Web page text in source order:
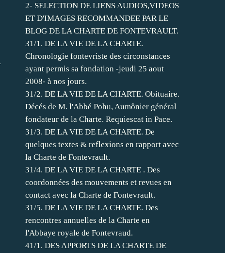
2- SELECTION DE LIENS AUDIOS,VIDEOS
ET D'IMAGES RECOMMANDEE PAR LE
BLOG DE LA CHARTE DE FONTEVRAULT.
31/1. DE LA VIE DE LA CHARTE.
Chronologie fontevriste des circonstances
ayant permis sa fondation -jeudi 25 aout
2008- à nos jours.
31/2. DE LA VIE DE LA CHARTE. Obituaire.
Décés de M. l'Abbé Pohu, Aumônier général
fondateur de la Charte. Requiescat in Pace.
31/3. DE LA VIE DE LA CHARTE. De
quelques textes & reflexions en rapport avec
la Charte de Fontevrault.
31/4. DE LA VIE DE LA CHARTE . Des
coordonnées des mouvements et revues en
contact avec la Charte de Fontevrault.
31/5. DE LA VIE DE LA CHARTE. Des
rencontres annuelles de la Charte en
l'Abbaye royale de Fontevraud.
41/1. DES APPORTS DE LA CHARTE DE